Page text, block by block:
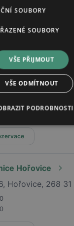
28802
Hořovice
Hořovice, 268 31
SOUBORY
SOUBORY
VŠE PŘIJMOUT
VŠE ODMÍTNOUT
PODROBNOSTI